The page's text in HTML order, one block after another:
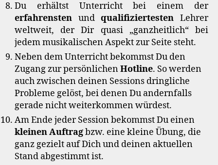
Du erhältst Unterricht bei einem der
erfahrensten undqualifiziertesten Lehrer
weltweit, der Dir quasi „ganzheitlich“ bei
jedem musikalischen Aspekt zur Seite steht.
Neben dem Unterricht bekommst Du den
Zugang zur persönlichenHotline. So werden
auch zwischen deinen Sessions dringliche
Probleme gelöst, bei denen Du andernfalls
gerade nicht weiterkommen würdest.
Am Ende jeder Session bekommst Du einen
kleinen Auftragbzw. eine kleine Übung, die
ganz gezielt auf Dich und deinen aktuellen
Stand abgestimmt ist.